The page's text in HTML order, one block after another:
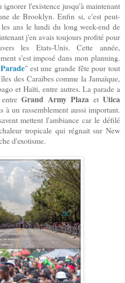
ignorer l'existence jusqu'à maintenant
de Brooklyn. Enfin si, c'est peut-
ans le lundi du long week-end de
j'en avais toujours profité pour
les Etats-Unis. Cette année,
s'est imposé dans mon planning.
" est une grande fête pour tout
des Caraïbes comme la Jamaïque,
et Haïti, entre autres. La parade a
entreGrand Army Plaza etUtica
à un rassemblement aussi important.
mettent l'ambiance car le défilé
tropicale qui régnait sur New
d'exotisme.